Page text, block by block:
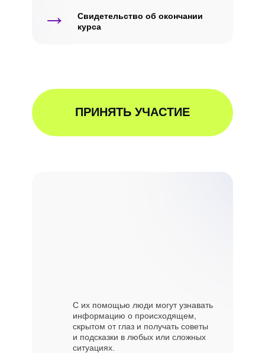
→
Свидетельство об окончании
курса
ПРИНЯТЬ УЧАСТИЕ
С их помощью люди могут узнавать
информацию о происходящем,
скрытом от глаз и получать советы
и подсказки в любых или сложных
ситуациях.